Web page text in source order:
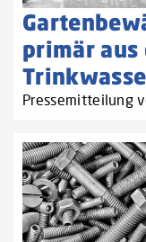
primär aus
Pressemitteilung